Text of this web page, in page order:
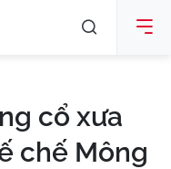
cổ xưa
chế Mông